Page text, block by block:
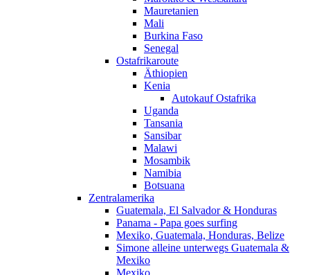
Mauretanien
Mali
Burkina Faso
Senegal
Ostafrikaroute
Äthiopien
Kenia
Autokauf Ostafrika
Uganda
Tansania
Sansibar
Malawi
Mosambik
Namibia
Botsuana
Zentralamerika
Guatemala, El Salvador & Honduras
Panama - Papa goes surfing
Mexiko, Guatemala, Honduras, Belize
Simone alleine unterwegs Guatemala &
Mexiko